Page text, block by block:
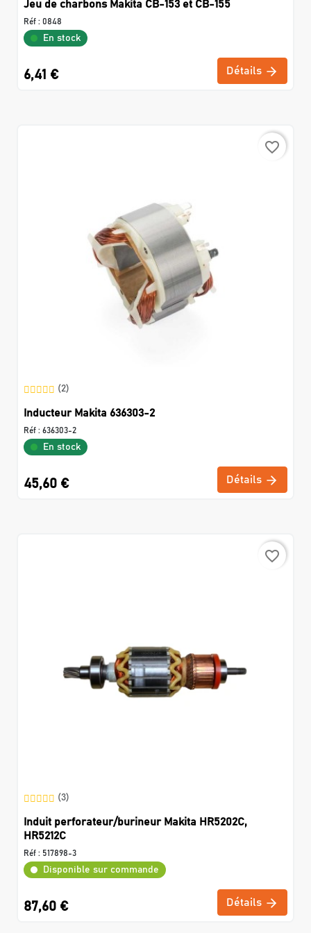
Jeu de charbons Makita CB-153 et CB-155
Réf : 0848
En stock
6,41 € Détails
favorite_border
(2)
Inducteur Makita 636303-2
Réf : 636303-2
En stock
45,60 € Détails
favorite_border
(3)
Induit perforateur/burineur Makita HR5202C,
HR5212C
Réf : 517898-3
Disponible sur commande
87,60 € Détails